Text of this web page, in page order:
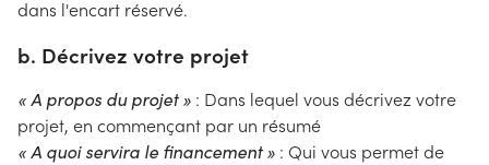
dans l'encart réservé.
b. Décrivez votre projet
« A propos du projet » : Dans lequel vous décrivez votre
projet, en commençant par un résumé
« A quoi servira le financement » : Qui vous permet de